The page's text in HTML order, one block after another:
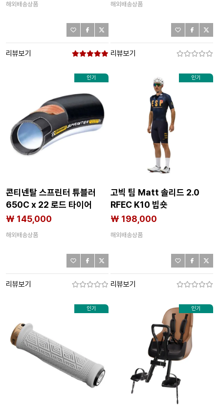
해외배송상품
리뷰보기
해외배송상품
리뷰보기
인기
콘티넨탈 스프린터 튜블러
650C x 22 로드 타이어
3136378039
₩ 145,000
해외배송상품
리뷰보기
인기
고빅 팀 Matt 솔리드 2.0
RFEC K10 빕숏
3142286728
₩ 198,000
해외배송상품
리뷰보기
인기 인기